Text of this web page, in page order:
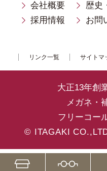
会社概要 歴史
採用情報
お問
リンク一覧 サイトマ
大正13年
メガネ・
フリーコー
© ITAGAKI